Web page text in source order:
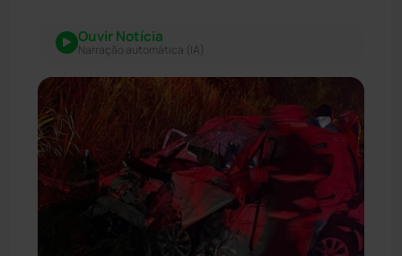
Ouvir Notícia
Narração automática (IA)